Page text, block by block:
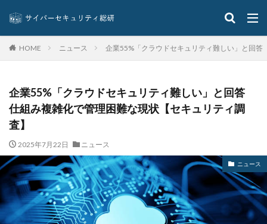
セキュリティエンジニア
セキュリティソフト
セキュリティニュース
セキュリティ人材
セキュリティ企業
セキュリティ対策
セキュリティ教育
セキュリティ製品
セミナー
ゼロデイ ゼロディ
ゼロデイ攻撃
ゼロトラスト
センチネルワン
ソース
ソースコード
ソフォス ソフト
ソフトウェア
ソフトスキル
ソフトバンク
ダークウェブ
HOME ニュース 企業55%「クラウドセキュリティ難しい」と回
企業55%「クラウドセキュリティ難しい」と回答
仕組み複雑化で管理困難な現状【セキュリティ調
査】
2025年7月22日 ニュース
ニュース